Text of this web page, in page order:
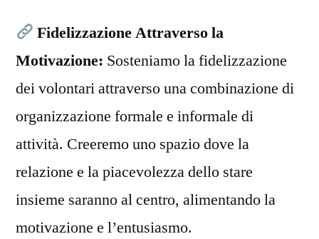
Fidelizzazione Attraverso la
Motivazione: Sosteniamo la fidelizzazione
dei volontari attraverso una combinazione di
organizzazione formale e informale di
attività. Creeremo uno spazio dove la
relazione e la piacevolezza dello stare
insieme saranno al centro, alimentando la
motivazione e l’entusiasmo.